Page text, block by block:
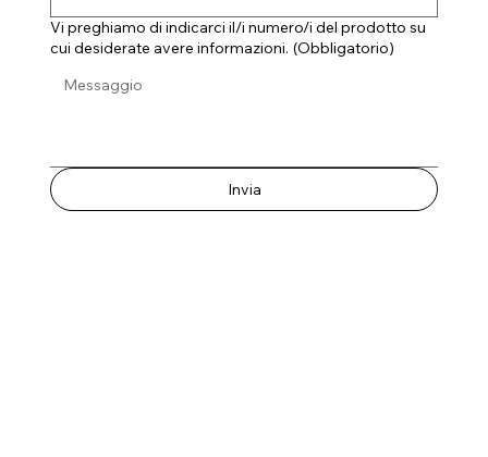
Vi preghiamo di indicarci il/i numero/i del prodotto su
cui desiderate avere informazioni. (Obbligatorio)
Invia